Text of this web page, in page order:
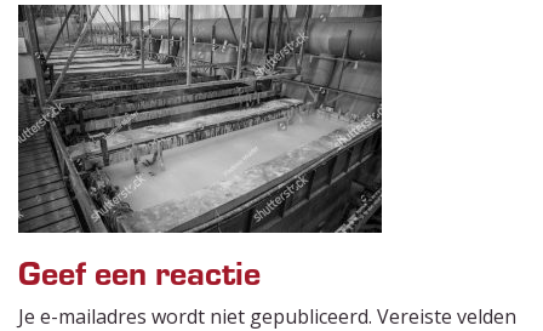
Geef een reactie
Je e-mailadres wordt niet gepubliceerd. Vereiste velden